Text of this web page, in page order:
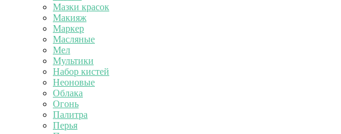
Мазки красок
Макияж
Маркер
Масляные
Мел
Мультики
Набор кистей
Неоновые
Облака
Огонь
Палитра
Перья